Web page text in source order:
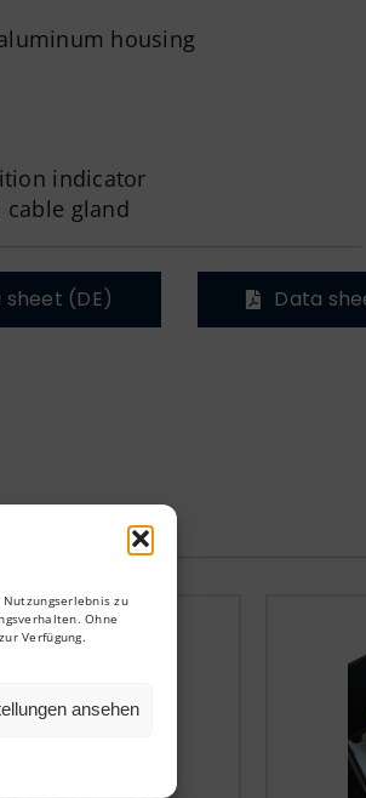
zu
Ohne
Verfügung.
ansehen
housing
indicator
cable gland
sheet (DE) Data